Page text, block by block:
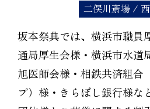
二俣川斎場 /
坂本祭典では、横浜市職員
通局厚生会様・横浜市水道
旭医師会様・相鉄共済組合
プ）様・きらぼし銀行様な